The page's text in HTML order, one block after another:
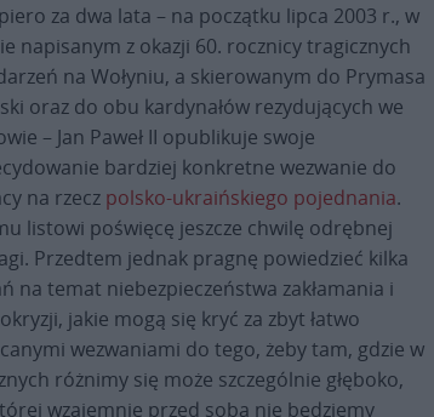
za dwa lata – na początku lipca 2003 r., w
napisanym z okazji 60. rocznicy tragicznych
na Wołyniu, a skierowanym do Prymasa
oraz do obu kardynałów rezydujących we
– Jan Paweł II opublikuje swoje
bardziej konkretne wezwanie do
na rzecz polsko-ukraińskiego pojednania.
listowi poświęcę jeszcze chwilę odrębnej
Przedtem jednak pragnę powiedzieć kilka
na temat niebezpieczeństwa zakłamania i
jakie mogą się kryć za zbyt łatwo
wezwaniami do tego, żeby tam, gdzie w
różnimy się może szczególnie głęboko,
wzajemnie przed sobą nie będziemy